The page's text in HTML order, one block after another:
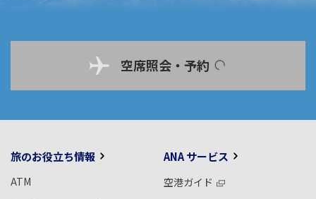
空席照会・予約
旅のお役立ち情報
ATM
ANA サービス
空港ガイド